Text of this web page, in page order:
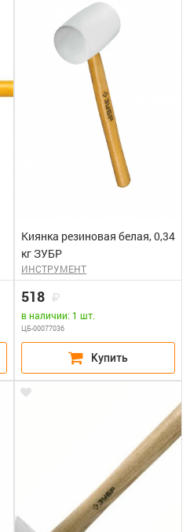
Киянка резиновая белая, 0,34
кг ЗУБР
ИНСТРУМЕНТ
518
в наличии: 1 шт.
ЦБ-00077036